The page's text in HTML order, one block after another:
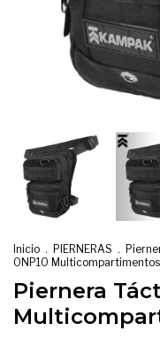
Inicio . PIERNERAS .
ONP10 Multicompartimentos
Piernera